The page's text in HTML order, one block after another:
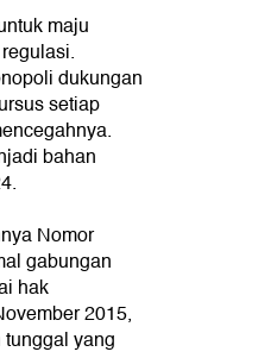
maju
dukungan
setiap
bahan
Nomor
gabungan
hak
2015,
yang